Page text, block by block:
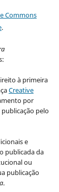
Commons
.
à primeira
Creative
por
pelo
e
publicada da
ou
publicação
.